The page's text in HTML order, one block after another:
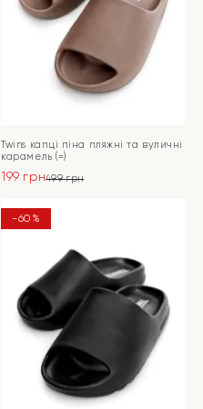
Twins капці піна пляжні та вуличні
карамель (=)
499грн
ціна:
499 грн.
199 грн
ціна:
199 грн.
-60%